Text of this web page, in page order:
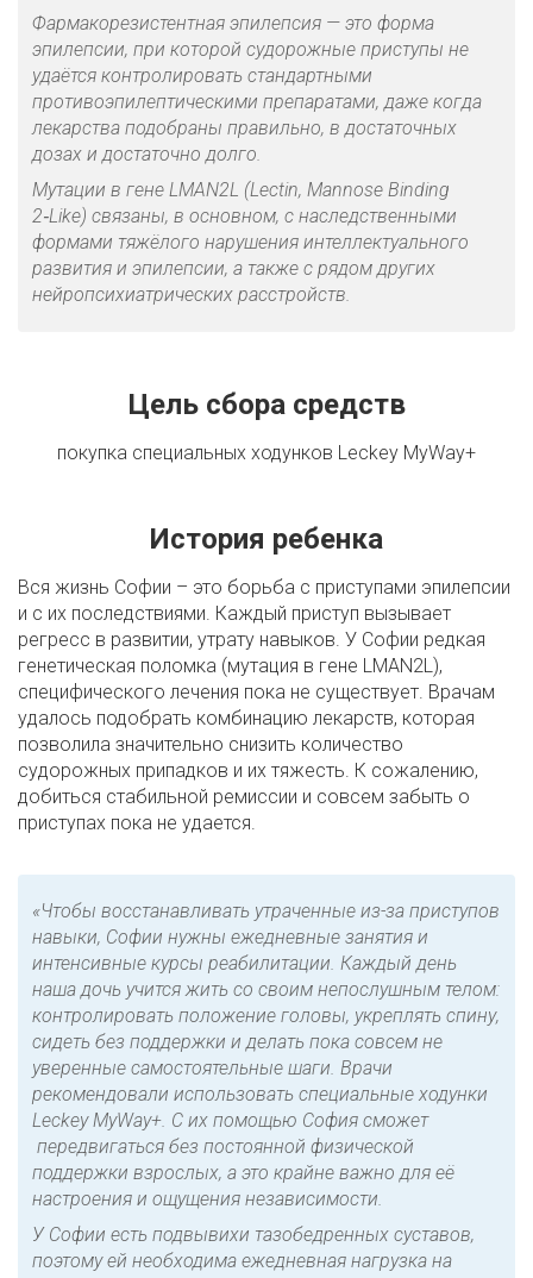
Фармакорезистентная эпилепсия — это форма
эпилепсии, при которой судорожные приступы не
удаётся контролировать стандартными
противоэпилептическими препаратами, даже когда
лекарства подобраны правильно, в достаточных
дозах и достаточно долго.
Мутации в гене LMAN2L (Lectin, Mannose Binding
2‑Like) связаны, в основном, с наследственными
формами тяжёлого нарушения интеллектуального
развития и эпилепсии, а также с рядом других
нейропсихиатрических расстройств.
Цель сбора средств
покупка специальных ходунков Leckey MyWay+
История ребенка
Вся жизнь Софии – это борьба с приступами эпилепсии
и с их последствиями. Каждый приступ вызывает
регресс в развитии, утрату навыков. У Софии редкая
генетическая поломка (мутация в гене LMAN2L),
специфического лечения пока не существует. Врачам
удалось подобрать комбинацию лекарств, которая
позволила значительно снизить количество
судорожных припадков и их тяжесть. К сожалению,
добиться стабильной ремиссии и совсем забыть о
приступах пока не удается.
«Чтобы восстанавливать утраченные из-за приступов
навыки, Софии нужны ежедневные занятия и
интенсивные курсы реабилитации. Каждый день
наша дочь учится жить со своим непослушным телом:
контролировать положение головы, укреплять спину,
сидеть без поддержки и делать пока совсем не
уверенные самостоятельные шаги. Врачи
рекомендовали использовать специальные ходунки
Leckey MyWay+. С их помощью София сможет
передвигаться без постоянной физической
поддержки взрослых, а это крайне важно для её
настроения и ощущения независимости.
У Софии есть подвывихи тазобедренных суставов,
поэтомуей необходима ежедневная нагрузка на